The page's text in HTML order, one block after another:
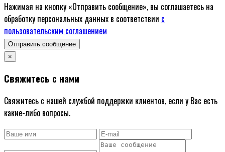
Нажимая на кнопку «Отправить сообщение», вы соглашаетесь на
обработку персональных данных в соответствии с
пользовательским соглашением
Отправить сообщение
×
Свяжитесь с нами
Свяжитесь с нашей службой поддержки клиентов, если у Вас есть
какие-либо вопросы.